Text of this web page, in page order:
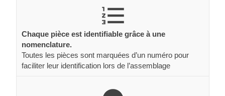
Chaque pièce est identifiable grâce à une
nomenclature.
Toutes les pièces sont marquées d’un numéro pour
faciliter leur identification lors de l’assemblage